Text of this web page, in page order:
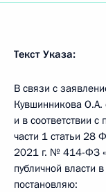
Текст Указа:
В связи с
Кувшинникова
и в соответствии
части 1 статьи 28
2021 г. № 414-ФЗ
публичной власти
постановляю: